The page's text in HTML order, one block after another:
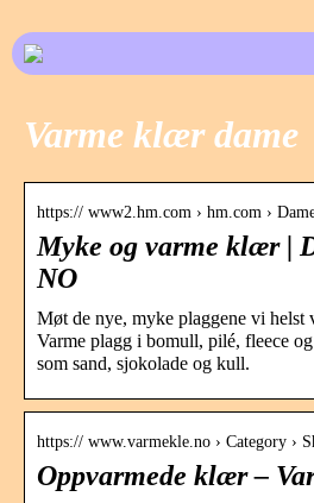
Varme klær dame
https:// www2.hm.com › hm.com ›
Myke og varme klær |
NO
Møt de nye, myke plaggene vi helst
Varme plagg i bomull, pilé, fleece
som sand, sjokolade og kull.
https:// www.varmekle.no › Category ›
Oppvarmede klær –